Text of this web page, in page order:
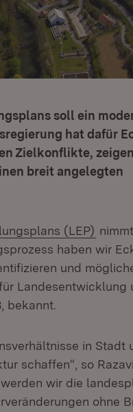
soll ein
hat dafür
Zielkonflikte,
breit angelegten
(LEP)
haben wir
und
Landesentwicklung
bekannt.
in Stadt
schaffen“, so
wir die
ohne